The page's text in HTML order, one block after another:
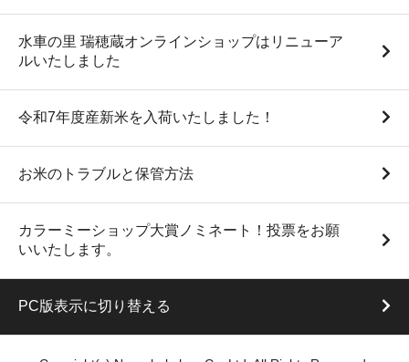
年度産）
水車の里 瑞穂蔵オンラインショップはリニューア
ルいたしました
令和7年度産新米を入荷いたしました！
お米のトラブルと保管方法
カラーミーショップ大賞ノミネート！投票をお願
いいたします。
PC版表示に切り替える